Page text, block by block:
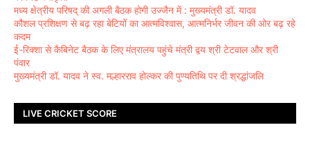
मध्य क्षेत्रीय परिषद् की अगली बैठक होगी उज्जैन में : मुख्यमंत्री डॉ. यादव
कौशल प्रशिक्षण से बढ़ रहा बेटियों का आत्मविश्वास, आत्मनिर्भर जीवन की ओर बढ़ रहे
कदम
ई-रिक्शा से कैबिनेट बैठक के लिए मंत्रालय पहुंचे मंत्री द्वय श्री टेटवाल और श्री
पंवार
मुख्यमंत्री डॉ. यादव ने स्व. मल्हारराव होल्कर की पुण्यतिथि पर दी श्रद्धांजलि
LIVE CRICKET SCORE